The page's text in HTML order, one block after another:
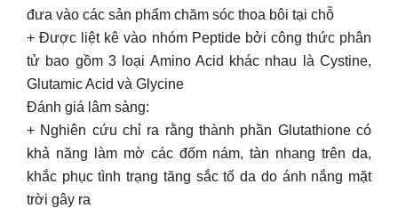
đưa vào các sản phẩm chăm sóc thoa bôi tại chỗ
+ Được liệt kê vào nhóm Peptide bởi công thức phân
tử bao gồm 3 loại Amino Acid khác nhau là Cystine,
Glutamic Acid và Glycine
Đánh giá lâm sàng:
+ Nghiên cứu chỉ ra rằng thành phần Glutathione có
khả năng làm mờ các đốm nám, tàn nhang trên da,
khắc phục tình trạng tăng sắc tố da do ánh nắng mặt
trời gây ra